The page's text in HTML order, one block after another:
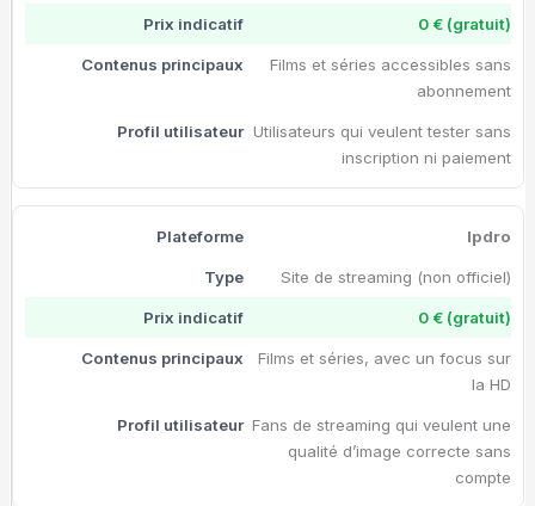
0 € (gratuit)
Films et séries accessibles sans
abonnement
Utilisateurs qui veulent tester sans
inscription ni paiement
Ipdro
Site de streaming (non officiel)
0 € (gratuit)
Films et séries, avec un focus sur
la HD
Fans de streaming qui veulent une
qualité d’image correcte sans
compte